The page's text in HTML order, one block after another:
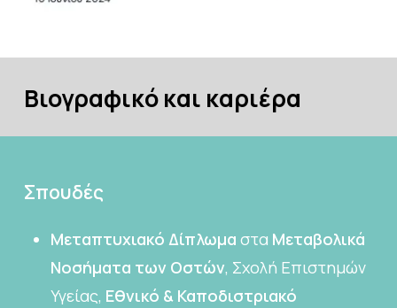
Βιογραφικόκαι καριέρα
Σπουδές
Μεταπτυχιακό Δίπλωμα στα Μεταβολικά
Νοσήματα των Οστών, Σχολή Επιστημών
Υγείας, Εθνικό & Καποδιστριακό